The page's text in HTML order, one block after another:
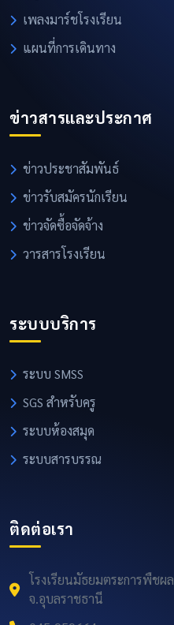
เพลงมาร์ชโรงเรียน
แผนที่การเดินทาง
ข่าวสารและประกาศ
ข่าวประชาสัมพันธ์
ข่าวรับสมัครนักเรียน
ข่าวจัดซื้อจัดจ้าง
วารสารโรงเรียน
ระบบบริการ
ระบบ SMSS
SGS สำหรับครู
ระบบห้องสมุด
ระบบสารบรรณ
ติดต่อเรา
โรงเรียนมัธยมตระการพืชผล
จ.อุบลราชธานี